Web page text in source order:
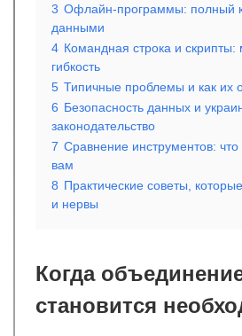
3 Офлайн-программы: полный
данными
4 Командная строка и скрипты:
гибкость
5 Типичные проблемы и как их
6 Безопасность данных и
законодательство
7 Сравнение инструментов:
вам
8 Практические советы,
и нервы
Когда
становится